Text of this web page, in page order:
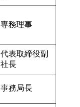
専務理事
代表取締役副
社長
事務局長